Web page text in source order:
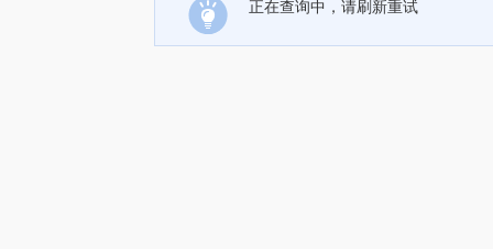
正在查询中，请刷新重试